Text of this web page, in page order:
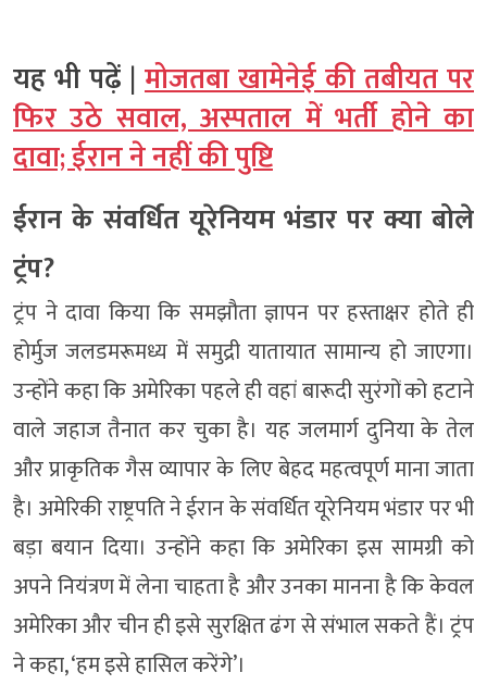
यह भी पढ़ें | मोजतबा खामेनेई की तबीयत पर
फिर उठे सवाल, अस्पताल में भर्ती होने का
दावा; ईरान ने नहीं की पुष्टि
ईरान के संवर्धित यूरेनियम भंडार पर क्या बोले
ट्रंप?
ट्रंप ने दावा किया कि समझौता ज्ञापन पर हस्ताक्षर होते ही
होर्मुज जलडमरूमध्य में समुद्री यातायात सामान्य हो जाएगा।
उन्होंने कहा कि अमेरिका पहले ही वहां बारूदी सुरंगों को हटाने
वाले जहाज तैनात कर चुका है। यह जलमार्ग दुनिया के तेल
और प्राकृतिक गैस व्यापार के लिए बेहद महत्वपूर्ण माना जाता
है। अमेरिकी राष्ट्रपति ने ईरान के संवर्धित यूरेनियम भंडार पर भी
बड़ा बयान दिया। उन्होंने कहा कि अमेरिका इस सामग्री को
अपने नियंत्रण में लेना चाहता है और उनका मानना है कि केवल
अमेरिका और चीन ही इसे सुरक्षित ढंग से संभाल सकते हैं। ट्रंप
ने कहा, ‘हम इसे हासिल करेंगे’।